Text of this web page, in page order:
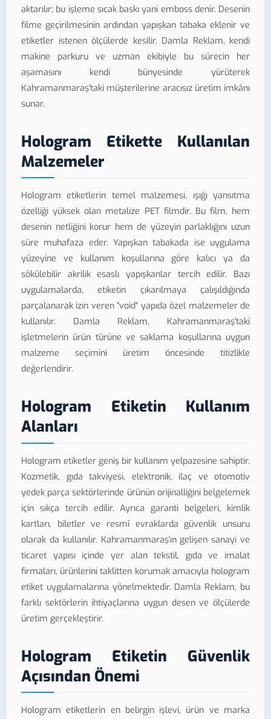
aktarılır; bu işleme sıcak baskı yani emboss denir. Desenin
filme geçirilmesinin ardından yapışkan tabaka eklenir ve
etiketler istenen ölçülerde kesilir. Damla Reklam, kendi
makine parkuru ve uzman ekibiyle bu sürecin her
aşamasını kendi bünyesinde yürüterek
Kahramanmaraş'taki müşterilerine aracısız üretim imkânı
sunar.
Hologram Etikette Kullanılan
Malzemeler
Hologram etiketlerin temel malzemesi, ışığı yansıtma
özelliği yüksek olan metalize PET filmdir. Bu film, hem
desenin netliğini korur hem de yüzeyin parlaklığını uzun
süre muhafaza eder. Yapışkan tabakada ise uygulama
yüzeyine ve kullanım koşullarına göre kalıcı ya da
sökülebilir akrilik esaslı yapışkanlar tercih edilir. Bazı
uygulamalarda, etiketin çıkarılmaya çalışıldığında
parçalanarak izin veren "void" yapıda özel malzemeler de
kullanılır. Damla Reklam, Kahramanmaraş'taki
işletmelerin ürün türüne ve saklama koşullarına uygun
malzeme seçimini üretim öncesinde titizlikle
değerlendirir.
Hologram Etiketin Kullanım
Alanları
Hologram etiketler geniş bir kullanım yelpazesine sahiptir.
Kozmetik, gıda takviyesi, elektronik, ilaç ve otomotiv
yedek parça sektörlerinde ürünün orijinalliğini belgelemek
için sıkça tercih edilir. Ayrıca garanti belgeleri, kimlik
kartları, biletler ve resmî evraklarda güvenlik unsuru
olarak da kullanılır. Kahramanmaraş'ın gelişen sanayi ve
ticaret yapısı içinde yer alan tekstil, gıda ve imalat
firmaları, ürünlerini taklitten korumak amacıyla hologram
etiket uygulamalarına yönelmektedir. Damla Reklam, bu
farklı sektörlerin ihtiyaçlarına uygun desen ve ölçülerde
üretim gerçekleştirir.
Hologram Etiketin Güvenlik
Açısından Önemi
Hologram etiketlerin en belirgin işlevi, ürün ve marka